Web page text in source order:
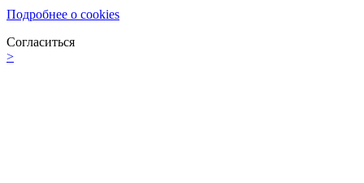
Подробнее о cookies
Согласиться
>